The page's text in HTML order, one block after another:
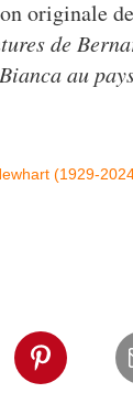
originale
de
au